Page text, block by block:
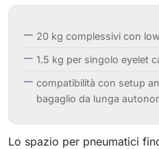
20 kg complessivi con
1.5 kg per singolo eyelet
compatibilità con setup
bagaglio da lunga
Lo spazio per pneumatici